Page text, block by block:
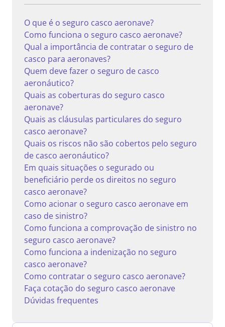
O que é o seguro casco aeronave?
Como funciona o seguro casco aeronave?
Qual a importância de contratar o seguro de
casco para aeronaves?
Quem deve fazer o seguro de casco
aeronáutico?
Quais as coberturas do seguro casco
aeronave?
Quais as cláusulas particulares do seguro
casco aeronave?
Quais os riscos não são cobertos pelo seguro
de casco aeronáutico?
Em quais situações o segurado ou
beneficiário perde os direitos no seguro
casco aeronave?
Como acionar o seguro casco aeronave em
caso de sinistro?
Como funciona a comprovação de sinistro no
seguro casco aeronave?
Como funciona a indenização no seguro
casco aeronave?
Como contratar o seguro casco aeronave?
Faça cotação do seguro casco aeronave
Dúvidas frequentes